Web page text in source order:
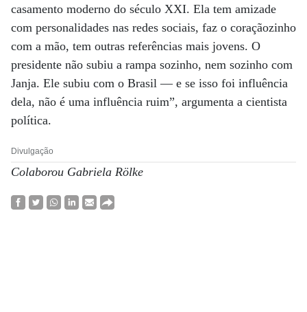
casamento moderno do século XXI. Ela tem amizade
com personalidades nas redes sociais, faz o coraçãozinho
com a mão, tem outras referências mais jovens. O
presidente não subiu a rampa sozinho, nem sozinho com
Janja. Ele subiu com o Brasil ­— e se isso foi influência
dela, não é uma influência ruim”, argumenta a cientista
política.
Divulgação
Colaborou Gabriela Rölke